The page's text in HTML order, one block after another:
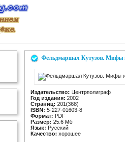
Фельдмаршал Кутузов. Мифы
Издательство: Центрполиграф
Год издания: 2002
Страниц: 201(368)
ISBN: 5-227-01603-8
Формат: PDF
Размер: 25.6 Мб
Язык: Русский
Качество: хорошее